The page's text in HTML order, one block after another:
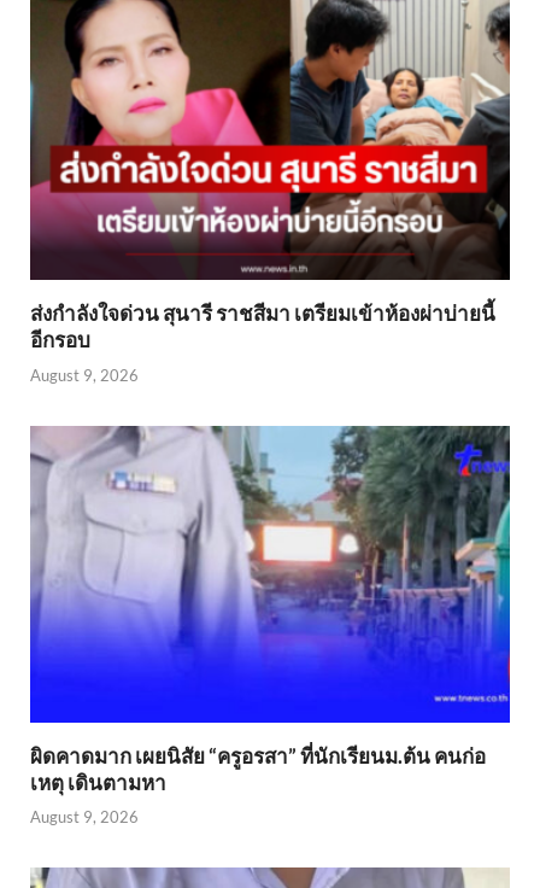
ส่งกำลังใจด่วน สุนารี ราชสีมา เตรียมเข้าห้องผ่าบ่ายนี้
อีกรอบ
August 9, 2026
ผิดคาดมาก เผยนิสัย “ครูอรสา” ที่นักเรียนม.ต้น คนก่อ
เหตุ เดินตามหา
August 9, 2026